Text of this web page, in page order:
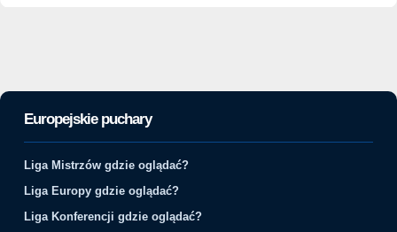
Europejskie puchary
Liga Mistrzów gdzie oglądać?
Liga Europy gdzie oglądać?
Liga Konferencji gdzie oglądać?